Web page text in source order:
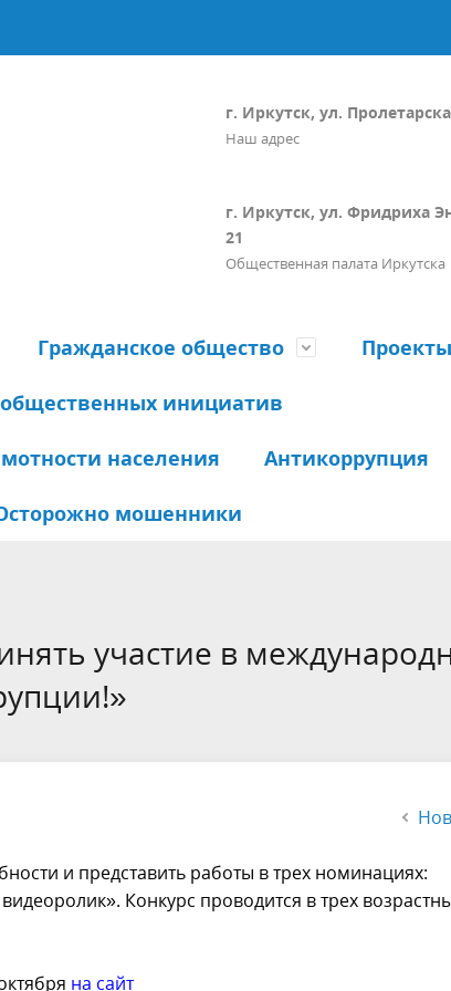
г. Иркутск, ул.
Наш адрес
г. Иркутск, ул. Фридриха
21
Общественная палата Иркутска
Гражданское общество
Общественная палата города
Проекты
инициатив
населения Антикоррупция
мошенники
участие в
и представить работы в трех номинациях:
Конкурс проводится в трех
на сайт